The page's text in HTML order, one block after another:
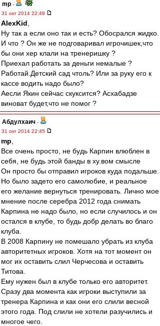
mp -
31 окт 2014 22:48
AlexKid
Ну так а если оно так и есть? Обосрался жидко.
И что ? Он же не подговаривал игрочишек,что
бы они хер клали на тренеришку ?
Приехал работать за деньги немалые ?
Работай.Детский сад чтоль? Или за руку его к
кассе водить надо было?
Аесли Якин сейчас скуксится? Асхабадзе
виноват будет,что не помог ?
Абдулхаич -
31 окт 2014 22:45
mp
Все очень просто, не будь Карпин влюблен в
себя, не будь этой банды в ху.вом смысле
Он просто бы отправил игроков куда подальше.
Но было задето его самолюбие, и реальное
его желание вернуться тренировать. Лично мое
мнение после серебра 2012 года снимать
Карпина не надо было, но если случилось и он
остался в клубе, то будь добр делать во благо
клуба.
В 2008 Карпину не помешало убрать из клуба
авторитетных игроков. Хотя на тот момент он
мог их оставить слил Черчесова и оставить
Титова.
Ему нужен был в клубе только его авторитет.
Сразу два момента как игроки выступили за
тренера Карпина и как они его слили весной
этого года. Под слили не хотели разучились и
многое чего.